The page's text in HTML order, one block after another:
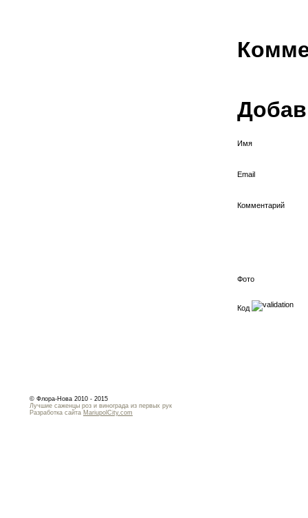
Имя
Email
Комментарий
Фото
Код
© Флора-Нова 2010 - 2015
Лучшие саженцы роз и винограда из первых рук
Разработка сайта MariupolCity.com